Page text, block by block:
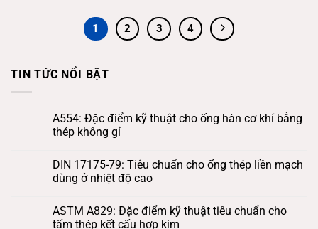
1 2 3 4
TIN TỨC NỔI BẬT
A554: Đặc điểm kỹ thuật cho ống hàn cơ khí bằng
thép không gỉ
DIN 17175-79: Tiêu chuẩn cho ống thép liền mạch
dùng ở nhiệt độ cao
ASTM A829: Đặc điểm kỹ thuật tiêu chuẩn cho
tấm thép kết cấu hợp kim